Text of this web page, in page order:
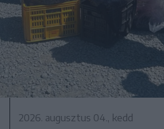
2026. augusztus 04., kedd